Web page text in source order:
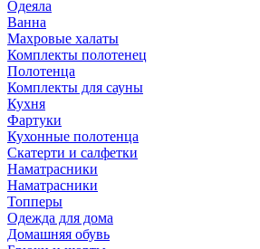
Одеяла
Ванна
Махровые халаты
Комплекты полотенец
Полотенца
Комплекты для сауны
Кухня
Фартуки
Кухонные полотенца
Скатерти и салфетки
Наматрасники
Наматрасники
Топперы
Одежда для дома
Домашняя обувь